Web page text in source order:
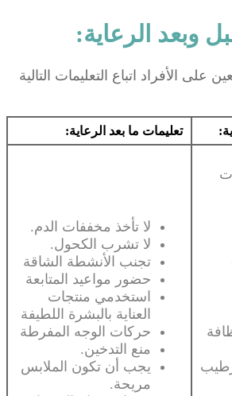
وبعد الرعاية:
على الأفراد اتباع التعليمات التالية
تعليمات ما بعد الرعاية:
لا تأخذ مخففات الدم.
لا تشرب الكحول.
تجنب الأنشطة الشاقة
حضور مواعيد المتابعة
استخدمي منتجات
العناية بالبشرة اللطيفة
حركات الوجه المفرطة
منع التدخين.
يجب أن تكون الملابس
مريحة.